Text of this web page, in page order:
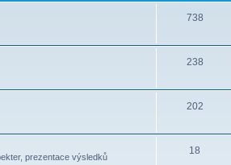
738
238
202
prezentace výsledků
18